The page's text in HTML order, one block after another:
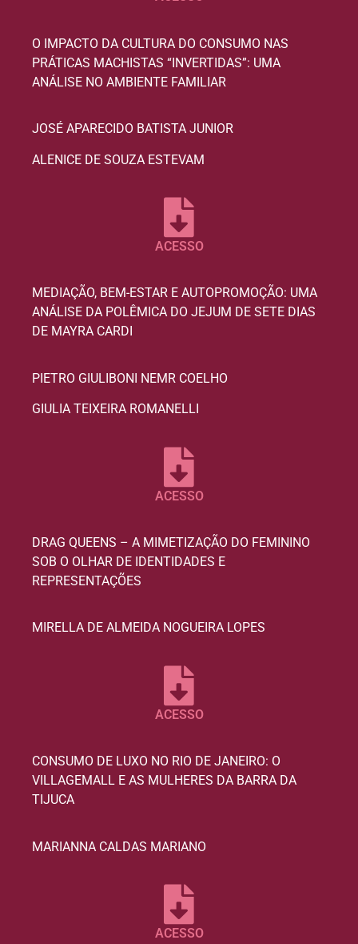
O IMPACTO DA CULTURA DO CONSUMO NAS
PRÁTICAS MACHISTAS “INVERTIDAS”: UMA
ANÁLISE NO AMBIENTE FAMILIAR
JOSÉ APARECIDO BATISTA JUNIOR
ALENICE DE SOUZA ESTEVAM
ACESSO
MEDIAÇÃO, BEM-ESTAR E AUTOPROMOÇÃO: UMA
ANÁLISE DA POLÊMICA DO JEJUM DE SETE DIAS
DE MAYRA CARDI
PIETRO GIULIBONI NEMR COELHO
GIULIA TEIXEIRA ROMANELLI
ACESSO
DRAG QUEENS – A MIMETIZAÇÃO DO FEMININO
SOB O OLHAR DE IDENTIDADES E
REPRESENTAÇÕES
MIRELLA DE ALMEIDA NOGUEIRA LOPES
ACESSO
CONSUMO DE LUXO NO RIO DE JANEIRO: O
VILLAGEMALL E AS MULHERES DA BARRA DA
TIJUCA
MARIANNA CALDAS MARIANO
ACESSO